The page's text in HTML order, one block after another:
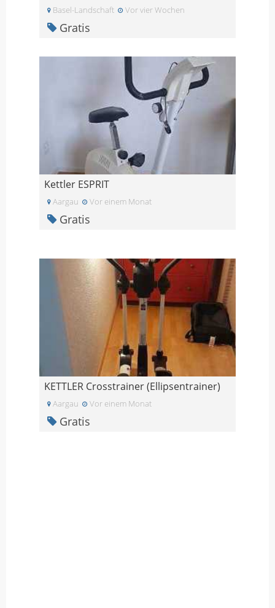
Basel-Landschaft Vor vier Wochen
Gratis
Kettler ESPRIT
Aargau Vor einem Monat
Gratis
KETTLER Crosstrainer (Ellipsentrainer)
Aargau Vor einem Monat
Gratis